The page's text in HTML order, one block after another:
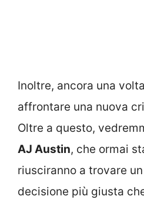
Inoltre, ancora una
affrontare una nuova
Oltre a questo,
AJ Austin, che ormai
riusciranno a trovare
decisione più giusta